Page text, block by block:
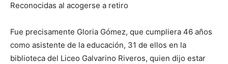
Reconocidas al acogerse a retiro
Fue precisamente Gloria Gómez, que cumpliera 46 años
como asistente de la educación, 31 de ellos en la
biblioteca del Liceo Galvarino Riveros, quien dijo estar